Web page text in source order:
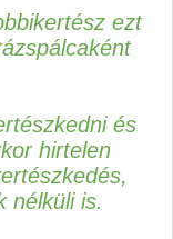
ezt
és
hirtelen
nélküli is.